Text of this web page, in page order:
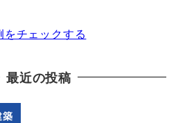
チェックする
最近の投稿
築